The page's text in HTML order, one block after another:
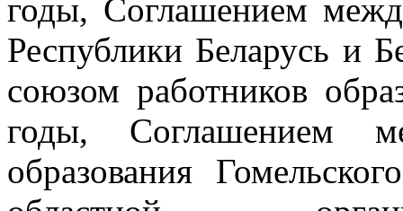
годы, Соглашением
Республики Беларусь и
союзом работников
годы, Соглашением
образования